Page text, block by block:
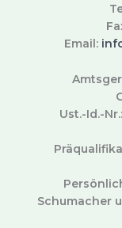
Email:
Ust.-Id.-
Schumacher